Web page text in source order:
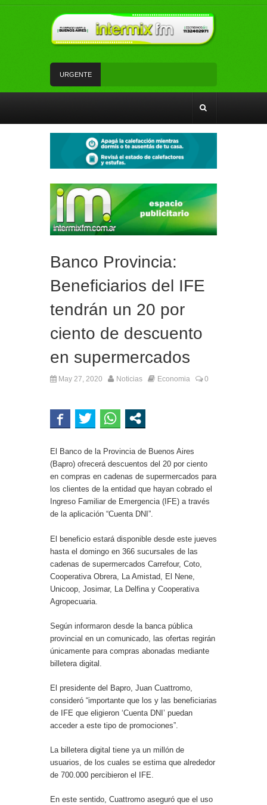
URGENTE
su viaje de egresados para cantar en la semifinal
de un programa de TV
La Red SUBE dejó de aplicar el 50% de
La Patrulla Urbana Municipal secuestró 11
vehículos durante un operativo de control en
Ezpeleta
Andrés Watson junto a vecinos y vecinas de San
Banco Provincia:
Beneficiarios del IFE
tendrán un 20 por
ciento de descuento
en supermercados
May 27, 2020 Noticias Economia 0
El Banco de la Provincia de Buenos Aires
(Bapro) ofrecerá descuentos del 20 por ciento
en compras en cadenas de supermercados para
los clientes de la entidad que hayan cobrado el
Ingreso Familiar de Emergencia (IFE) a través
de la aplicación “Cuenta DNI”.
El beneficio estará disponible desde este jueves
hasta el domingo en 366 sucursales de las
cadenas de supermercados Carrefour, Coto,
Cooperativa Obrera, La Amistad, El Nene,
Unicoop, Josimar, La Delfina y Cooperativa
Agropecuaria.
Según informaron desde la banca pública
provincial en un comunicado, las ofertas regirán
únicamente para compras abonadas mediante
billetera digital.
El presidente del Bapro, Juan Cuattromo,
consideró “importante que los y las beneficiarias
de IFE que eligieron ‘Cuenta DNI’ puedan
acceder a este tipo de promociones”.
La billetera digital tiene ya un millón de
usuarios, de los cuales se estima que alrededor
de 700.000 percibieron el IFE.
En este sentido, Cuattromo aseguró que el uso